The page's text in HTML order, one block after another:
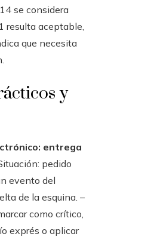
se considera
resulta aceptable,
que necesita
y
entrega
pedido
evento del
de la esquina. –
como crítico,
exprés o aplicar